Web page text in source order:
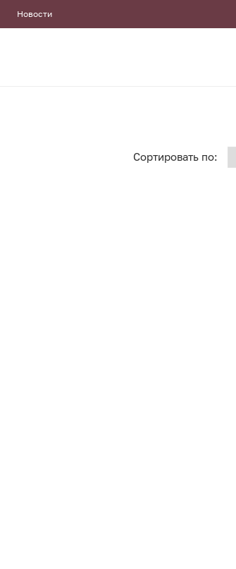
Новости
Сортировать по: